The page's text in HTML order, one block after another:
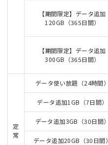
【期間限定】データ追加
120GB（365日間）
【期間限定】データ追加
300GB（365日間）
定
常
データ使い放題（24時間）
データ追加1GB（7日間）
データ追加3GB（30日間）
データ追加20GB（30日間）